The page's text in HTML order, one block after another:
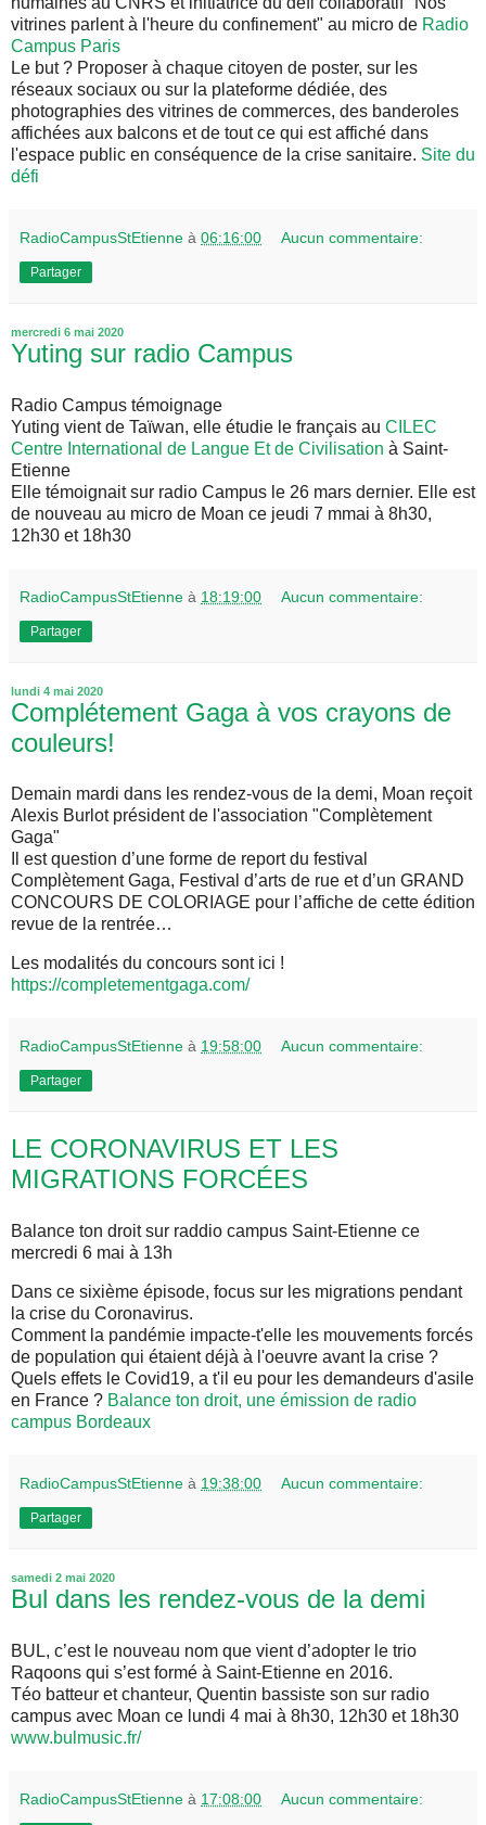
vitrines parlent à l'heure du confinement" au micro de Radio
Campus Paris
Le but ? Proposer à chaque citoyen de poster, sur les
réseaux sociaux ou sur la plateforme dédiée, des
photographies des vitrines de commerces, des banderoles
affichées aux balcons et de tout ce qui est affiché dans
l'espace public en conséquence de la crise sanitaire. Site du
défi
RadioCampusStEtienne à 06:16:00 Aucun commentaire:
Partager
mercredi 6 mai 2020
Yuting sur radio Campus
Radio Campus témoignage
Yuting vient de Taïwan, elle étudie le français au CILEC
Centre International de Langue Et de Civilisation à Saint-
Etienne
Elle témoignait sur radio Campus le 26 mars dernier. Elle est
de nouveau au micro de Moan ce jeudi 7 mmai à 8h30,
12h30 et 18h30
RadioCampusStEtienne à 18:19:00 Aucun commentaire:
Partager
lundi 4 mai 2020
Complétement Gaga à vos crayons de
couleurs!
Demain mardi dans les rendez-vous de la demi, Moan reçoit
Alexis Burlot président de l'association "Complètement
Gaga"
Il est question d’une forme de report du festival
Complètement Gaga, Festival d’arts de rue et d’un GRAND
CONCOURS DE COLORIAGE pour l’affiche de cette édition
revue de la rentrée…
Les modalités du concours sont ici !
https://completementgaga.com/
RadioCampusStEtienne à 19:58:00 Aucun commentaire:
Partager
LE CORONAVIRUS ET LES
MIGRATIONS FORCÉES
Balance ton droit sur raddio campus Saint-Etienne ce
mercredi 6 mai à 13h
Dans ce sixième épisode, focus sur les migrations pendant
la crise du Coronavirus.
Comment la pandémie impacte-t'elle les mouvements forcés
de population qui étaient déjà à l'oeuvre avant la crise ?
Quels effets le Covid19, a t'il eu pour les demandeurs d'asile
en France ? Balance ton droit, une émission de radio
campus Bordeaux
RadioCampusStEtienne à 19:38:00 Aucun commentaire:
Partager
samedi 2 mai 2020
Bul dans les rendez-vous de la demi
BUL, c’est le nouveau nom que vient d’adopter le trio
Raqoons qui s’est formé à Saint-Etienne en 2016.
Téo batteur et chanteur, Quentin bassiste son sur radio
campus avec Moan ce lundi 4 mai à 8h30, 12h30 et 18h30
www.bulmusic.fr/
RadioCampusStEtienne à 17:08:00 Aucun commentaire: